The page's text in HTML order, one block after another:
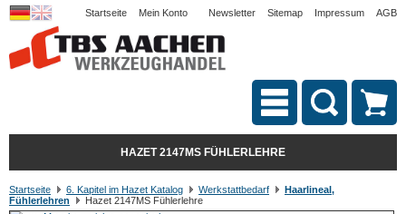
Startseite Mein Konto Newsletter Sitemap Impressum AGB
HAZET 2147MS FÜHLERLEHRE
Startseite 6. Kapitel im Hazet Katalog Werkstattbedarf
Haarlineal,
Fühlerlehren
Hazet 2147MS Fühlerlehre